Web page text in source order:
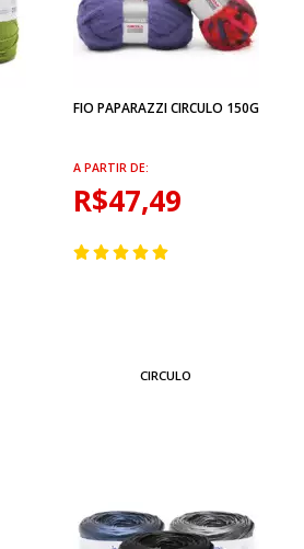
FIO PAPARAZZI CIRCULO 150G
A PARTIR DE:
R$47,49
CIRCULO